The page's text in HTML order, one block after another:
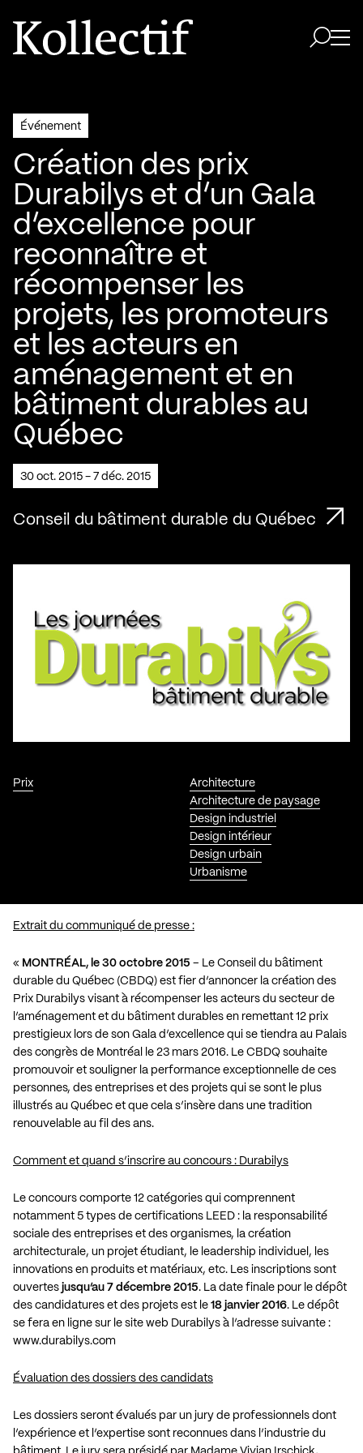
Aller à la page d'accueil
Logo Kollectif
Événement
Création des prix
Durabilys et d’un Gala
d’excellence pour
reconnaître et
récompenser les
projets, les promoteurs
et les acteurs en
aménagement et en
bâtiment durables au
Québec
30 oct. 2015 - 7 déc. 2015
Conseil du bâtiment durable du Québec
Prix
Architecture
Architecture de paysage
Design industriel
Design intérieur
Design urbain
Urbanisme
Extrait du communiqué de presse :
« MONTRÉAL, le 30 octobre 2015 – Le Conseil du bâtiment
durable du Québec (CBDQ) est fier d’annoncer la création des
Prix Durabilys visant à récompenser les acteurs du secteur de
l’aménagement et du bâtiment durables en remettant 12 prix
prestigieux lors de son Gala d’excellence qui se tiendra au Palais
des congrès de Montréal le 23 mars 2016. Le CBDQ souhaite
promouvoir et souligner la performance exceptionnelle de ces
personnes, des entreprises et des projets qui se sont le plus
illustrés au Québec et que cela s’insère dans une tradition
renouvelable au fil des ans.
Comment et quand s’inscrire au concours : Durabilys
Le concours comporte 12 catégories qui comprennent
notamment 5 types de certifications LEED : la responsabilité
sociale des entreprises et des organismes, la création
architecturale, un projet étudiant, le leadership individuel, les
innovations en produits et matériaux, etc. Les inscriptions sont
ouvertes jusqu’au 7 décembre 2015. La date finale pour le dépôt
des candidatures et des projets est le 18 janvier 2016. Le dépôt
se fera en ligne sur le site web Durabilys à l’adresse suivante :
www.durabilys.com
Évaluation des dossiers des candidats
Les dossiers seront évalués par un jury de professionnels dont
l’expérience et l’expertise sont reconnues dans l’industrie du